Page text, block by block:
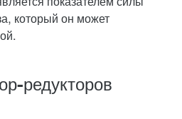
который он может
редукторов